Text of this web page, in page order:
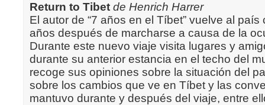
Return to Tibet de Henrich Harrer
El autor de “7 años en el Tíbet” vuelve al país
años después de marcharse a causa de la
Durante este nuevo viaje visita lugares y
durante su anterior estancia en el techo del
recoge sus opiniones sobre la situación del
sobre los cambios que ve en Tíbet y las
mantuvo durante y después del viaje, entre